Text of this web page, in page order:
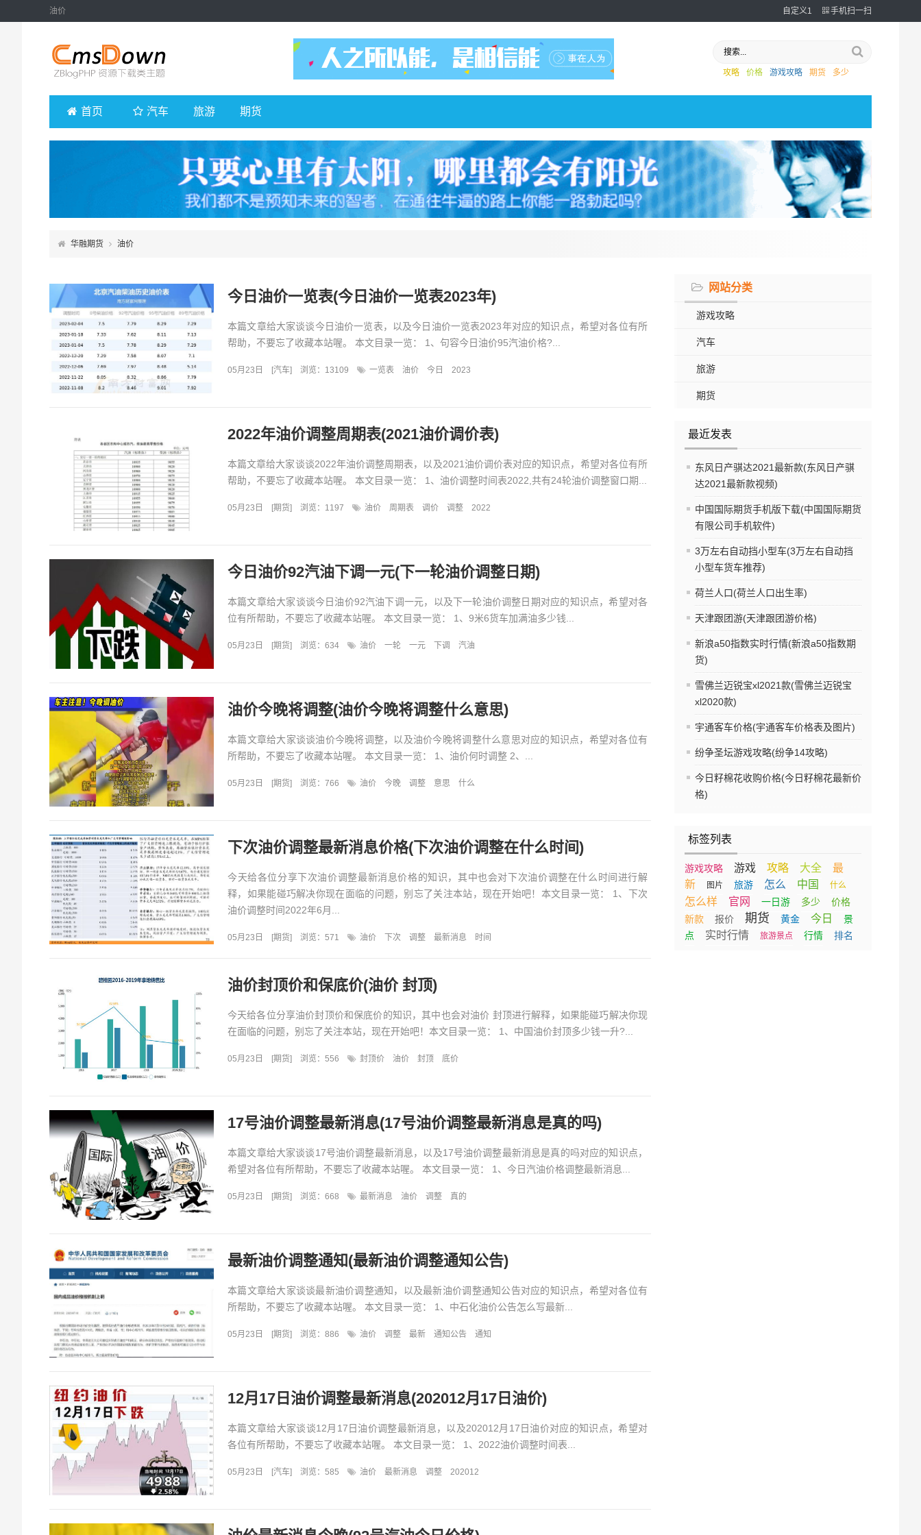
油价 自定义1 手机扫一扫
攻略 价格 游戏攻略 期货 多少
首页 汽车 旅游 期货
华融期货 油价
网站分类
游戏攻略
汽车
旅游
期货
最近发表
东风日产骐达2021最新款(东风日产骐
达2021最新款视频)
中国国际期货手机版下载(中国国际期货
有限公司手机软件)
3万左右自动挡小型车(3万左右自动挡
小型车货车推荐)
荷兰人口(荷兰人口出生率)
天津跟团游(天津跟团游价格)
新浪a50指数实时行情(新浪a50指数期
货)
雪佛兰迈锐宝xl2021款(雪佛兰迈锐宝
xl2020款)
宇通客车价格(宇通客车价格表及图片)
纷争圣坛游戏攻略(纷争14攻略)
今日籽棉花收购价格(今日籽棉花最新价
格)
标签列表
游戏攻略 游戏 攻略 大全
最
新
图片 旅游 怎么 中国 什么
怎么样 官网 一日游 多少
价格
新款
报价 期货 黄金 今日
景
点
实时行情 旅游景点 行情 排名
今日油价一览表(今日油价一览表2023年)
本篇文章给大家谈谈今日油价一览表，以及今日油价一览表2023年对应的知识点，希望对各位有所
帮助，不要忘了收藏本站喔。 本文目录一览： 1、句容今日油价95汽油价格?...
05月23日 [汽车] 浏览：13109 一览表 油价 今日 2023
2022年油价调整周期表(2021油价调价表)
本篇文章给大家谈谈2022年油价调整周期表，以及2021油价调价表对应的知识点，希望对各位有所
帮助，不要忘了收藏本站喔。 本文目录一览： 1、油价调整时间表2022,共有24轮油价调整窗口期...
05月23日 [期货] 浏览：1197 油价 周期表 调价 调整 2022
今日油价92汽油下调一元(下一轮油价调整日期)
本篇文章给大家谈谈今日油价92汽油下调一元，以及下一轮油价调整日期对应的知识点，希望对各
位有所帮助，不要忘了收藏本站喔。 本文目录一览： 1、9米6货车加满油多少钱...
05月23日 [期货] 浏览：634 油价 一轮 一元 下调 汽油
油价今晚将调整(油价今晚将调整什么意思)
本篇文章给大家谈谈油价今晚将调整，以及油价今晚将调整什么意思对应的知识点，希望对各位有
所帮助，不要忘了收藏本站喔。 本文目录一览： 1、油价何时调整 2、...
05月23日 [期货] 浏览：766 油价 今晚 调整 意思 什么
下次油价调整最新消息价格(下次油价调整在什么时间)
今天给各位分享下次油价调整最新消息价格的知识，其中也会对下次油价调整在什么时间进行解
释，如果能碰巧解决你现在面临的问题，别忘了关注本站，现在开始吧！本文目录一览： 1、下次
油价调整时间2022年6月...
05月23日 [期货] 浏览：571 油价 下次 调整 最新消息 时间
油价封顶价和保底价(油价 封顶)
今天给各位分享油价封顶价和保底价的知识，其中也会对油价 封顶进行解释，如果能碰巧解决你现
在面临的问题，别忘了关注本站，现在开始吧！本文目录一览： 1、中国油价封顶多少钱一升?...
05月23日 [期货] 浏览：556 封顶价 油价 封顶 底价
17号油价调整最新消息(17号油价调整最新消息是真的吗)
本篇文章给大家谈谈17号油价调整最新消息，以及17号油价调整最新消息是真的吗对应的知识点，
希望对各位有所帮助，不要忘了收藏本站喔。 本文目录一览： 1、今日汽油价格调整最新消息...
05月23日 [期货] 浏览：668 最新消息 油价 调整 真的
最新油价调整通知(最新油价调整通知公告)
本篇文章给大家谈谈最新油价调整通知，以及最新油价调整通知公告对应的知识点，希望对各位有
所帮助，不要忘了收藏本站喔。 本文目录一览： 1、中石化油价公告怎么写最新...
05月23日 [期货] 浏览：886 油价 调整 最新 通知公告 通知
12月17日油价调整最新消息(202012月17日油价)
本篇文章给大家谈谈12月17日油价调整最新消息，以及202012月17日油价对应的知识点，希望对
各位有所帮助，不要忘了收藏本站喔。 本文目录一览： 1、2022油价调整时间表...
05月23日 [汽车] 浏览：585 油价 最新消息 调整 202012